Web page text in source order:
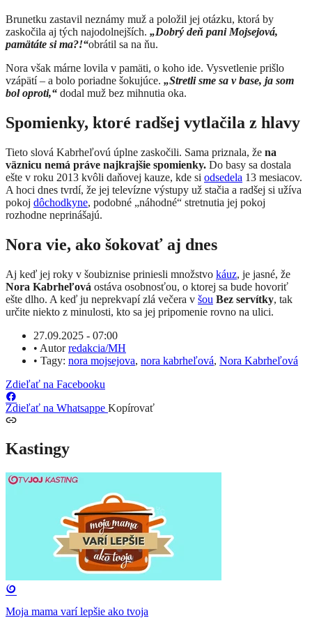
Brunetku zastavil neznámy muž a položil jej otázku, ktorá by
zaskočila aj tých najodolnejších. „Dobrý deň pani Mojsejová,
pamätáte si ma?!“obrátil sa na ňu.
Nora však márne lovila v pamäti, o koho ide. Vysvetlenie prišlo
vzápätí – a bolo poriadne šokujúce. „Stretli sme sa v base, ja som
bol oproti,“ dodal muž bez mihnutia oka.
Spomienky, ktoré radšej vytlačila z hlavy
Tieto slová Kabrheľovú úplne zaskočili. Sama priznala, že na
väznicu nemá práve najkrajšie spomienky. Do basy sa dostala
ešte v roku 2013 kvôli daňovej kauze, kde si odsedela 13 mesiacov.
A hoci dnes tvrdí, že jej televízne výstupy už stačia a radšej si užíva
pokoj dôchodkyne, podobné „náhodné“ stretnutia jej pokoj
rozhodne neprinášajú.
Nora vie, ako šokovať aj dnes
Aj keď jej roky v šoubiznise priniesli množstvo káuz, je jasné, že
Nora Kabrheľová ostáva osobnosťou, o ktorej sa bude hovoriť
ešte dlho. A keď ju neprekvapí zlá večera v šou Bez servítky, tak
určite niekto z minulosti, kto sa jej pripomenie rovno na ulici.
27.09.2025 - 07:00
• Autorredakcia/MH
• Tagy: nora mojsejova, nora kabrheľová, Nora Kabrheľová
Zdieľať na Facebooku
Zdieľať na Whatsappe Kopírovať
Kastingy
Moja mama varí lepšie ako tvoja